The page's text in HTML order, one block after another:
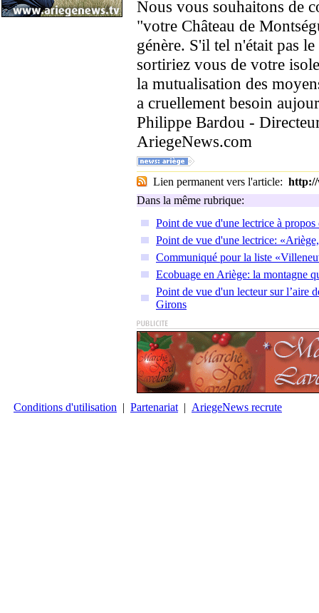
Nous vous souhaitons de
"votre Château de
génère. S'il tel n'était pas
sortiriez vous de votre
la mutualisation des
a cruellement besoin
Philippe Bardou -
AriegeNews.com
Lien permanent vers l'article: http://
Dans la même rubrique:
Point de vue d'une lectrice à
Point de vue d'une lectrice:
Communiqué pour la liste
Ecobuage en Ariège: la montagne
Point de vue d'un lecteur sur l’aire
Girons
Conditions d'utilisation | Partenariat | AriegeNews recrute